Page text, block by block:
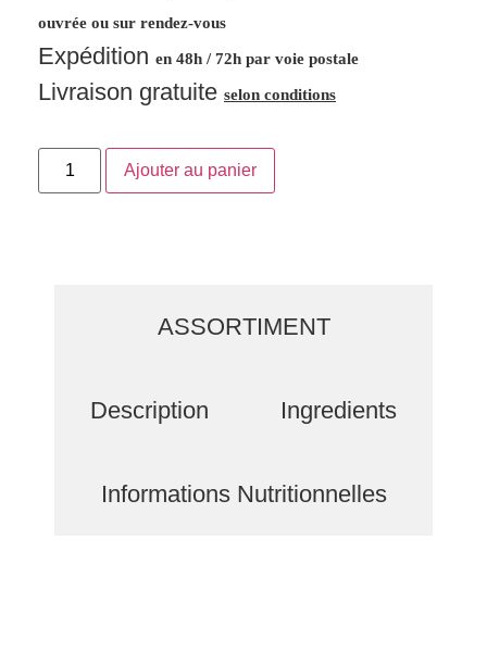
ouvrée ou sur rendez-vous
Expédition en 48h / 72h par voie postale
Livraison gratuite selon conditions
Ajouter au panier
ASSORTIMENT
Description Ingredients
Informations Nutritionnelles